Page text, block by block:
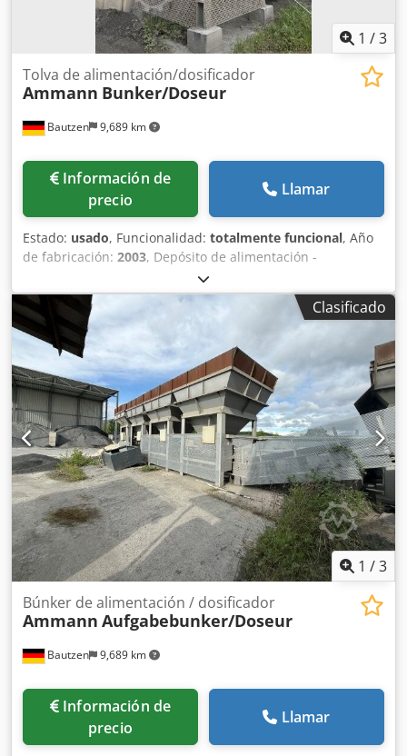
1 /3
Bautzen 9,689 km
Tolva de alimentación/dosificador
Ammann Bunker/Doseur
Información de
precio
Llamar
Estado: usado, Funcionalidad: totalmente funcional, Año
de fabricación: 2003, Depósito de alimentación -
Superestructura -Rejilla -Cinta de descarga/transferencia
Dcedpfx Adozq S Hzetjk -Cinta transportadora
Clasificado
1 /3
Bautzen 9,689 km
Búnker de alimentación / dosificador
Ammann Aufgabebunker/Doseur
Información de
precio
Llamar